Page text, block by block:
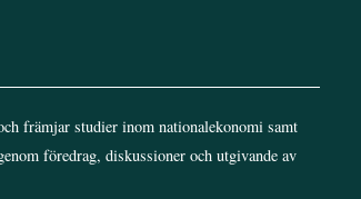
främjar studier inom nationalekonomi samt
föredrag, diskussioner och utgivande av